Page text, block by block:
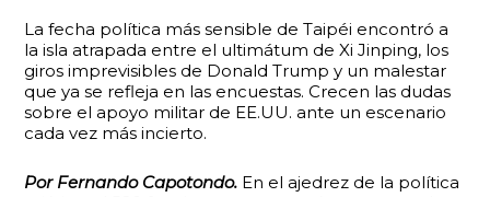
La fecha política más sensible de Taipéi encontró a
la isla atrapada entre el ultimátum de Xi Jinping, los
giros imprevisibles de Donald Trump y un malestar
que ya se refleja en las encuestas. Crecen las dudas
sobre el apoyo militar de EE.UU. ante un escenario
cada vez más incierto.
Por Fernando Capotondo. En el ajedrez de la política